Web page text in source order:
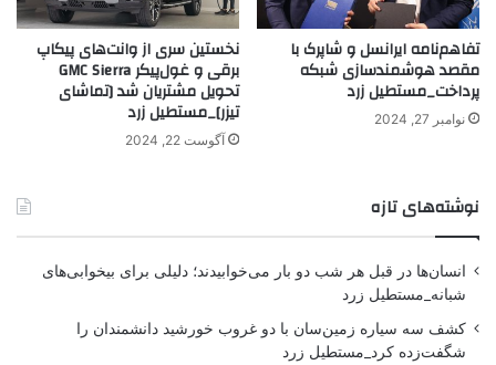
تفاهم‌نامه ایرانسل و شاپرک با
مقصد هوشمندسازی شبکه
پرداخت_مستطیل زرد
نوامبر 27, 2024
نخستین سری از وانت‌های پیکاپ
برقی و غو‌ل‌پیکر GMC Sierra
تحویل مشتریان شد [تماشای
تیزر]_مستطیل زرد
آگوست 22, 2024
نوشته‌های تازه
انسان‌ها در قبل هر شب دو بار می‌خوابیدند؛ دلیلی برای بیخوابی‌های
شبانه_مستطیل زرد
کشف سه سیاره زمین‌سان با دو غروب خورشید دانشمندان را
شگفت‌زده کرد_مستطیل زرد